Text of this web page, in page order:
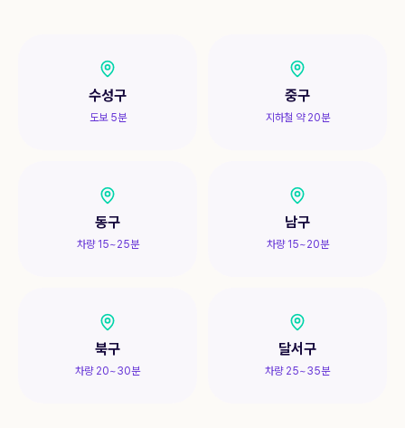
수성구
도보 5분
중구
지하철 약 20분
동구
차량 15~25분
남구
차량 15~20분
북구
차량 20~30분
달서구
차량 25~35분